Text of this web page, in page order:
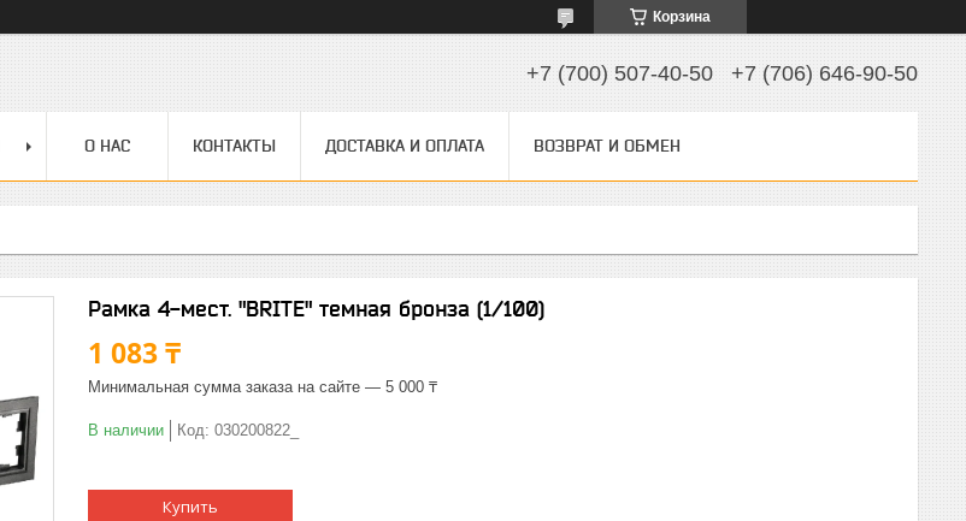
Корзина
+7 (700) 507-40-50 +7 (706) 646-90-50
О НАС КОНТАКТЫ ДОСТАВКА И ОПЛАТА ВОЗВРАТ И ОБМЕН
Рамка 4-мест. "BRITE" темная бронза (1/100)
1 083 ₸
Минимальная сумма заказа на сайте — 5 000 ₸
В наличии Код: 030200822_
Купить